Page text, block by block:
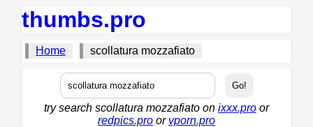
thumbs.pro
Home scollatura mozzafiato
try search scollatura mozzafiato on ixxx.pro or
redpics.pro or vporn.pro